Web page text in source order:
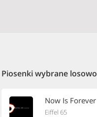
Piosenki wybrane losowo
Now Is Forever
Eiffel 65